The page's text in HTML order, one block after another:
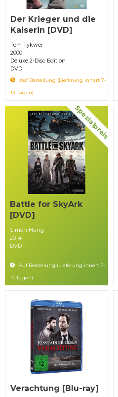
Der Krieger und die
Kaiserin [DVD]
Tom Tykwer
2000
Deluxe 2-Disc Edition
DVD
Auf Bestellung (Lieferung innert 7-
14 Tagen)
Spezialpreis
Battle for SkyArk
[DVD]
Simon Hung
2014
DVD
Auf Bestellung (Lieferung innert 7-
14 Tagen)
Verachtung [Blu-ray]